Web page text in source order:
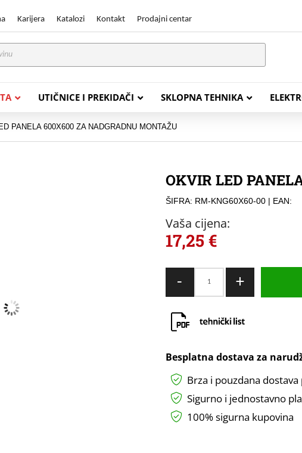
Karijera Katalozi Kontakt Prodajni centar
UTIČNICE I PREKIDAČI SKLOPNA TEHNIKA
PANELA 600X600 ZA NADGRADNU MONTAŽU
OKVIR LED
ŠIFRA: RM-KNG60X60-00| EAN:
Vaša cijena:
17,25€
-
600X600
količina
+
Besplatna dostava za
Brza i pouzdana
Sigurno i jednostavno
100% sigurna kupovina